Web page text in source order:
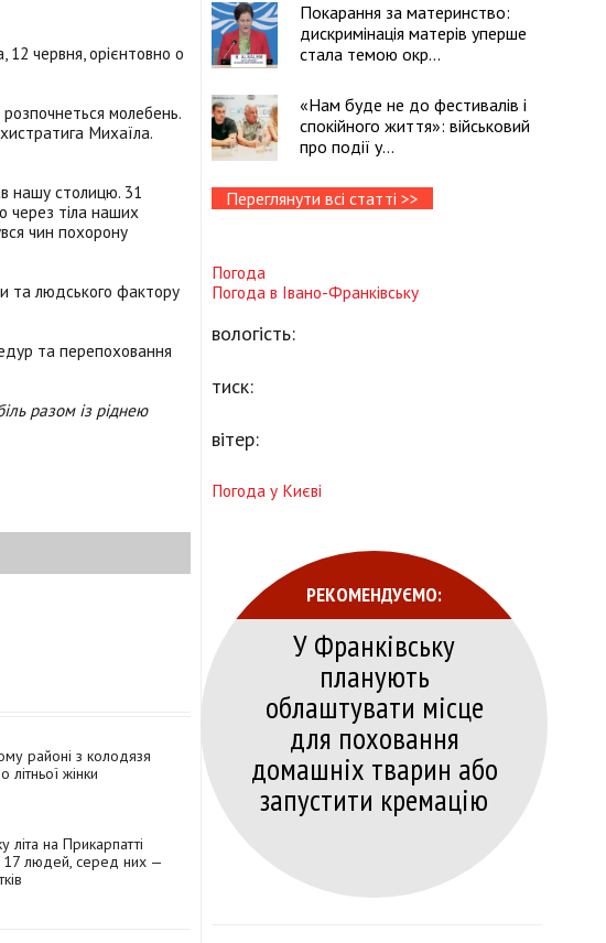
12 червня, орієнтовно о
молебень.
Михаїла.
нашу столицю. 31
через тіла наших
чин похорону
та людського фактору
та перепоховання
разом із ріднею
районі з колодязя
літньої жінки
літа на Прикарпатті
17 людей, серед них —
Покарання за материнство:
дискримінація матерів уперше
стала темою окр...
«Нам буде не до фестивалів і
спокійного життя»: військовий
про події у...
Переглянути всі статті >>
Погода
Погода в Івано-Франківську
вологість:
тиск:
вітер:
Погода у Києві
РЕКОМЕНДУЄМО:
У Франківську
планують
облаштувати місце
для поховання
домашніх тварин або
запустити кремацію